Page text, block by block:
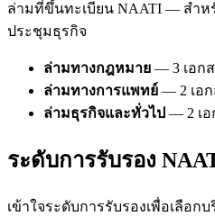
ล่ามที่ขึ้นทะเบียน NAATI — สำห
ประชุมธุรกิจ
ล่ามทางกฎหมาย — 3 เอก
ล่ามทางการแพทย์ — 2 เอ
ล่ามธุรกิจและทั่วไป — 2 เ
ระดับการรับรอง
เข้าใจระดับการรับรองเพื่อเลือก